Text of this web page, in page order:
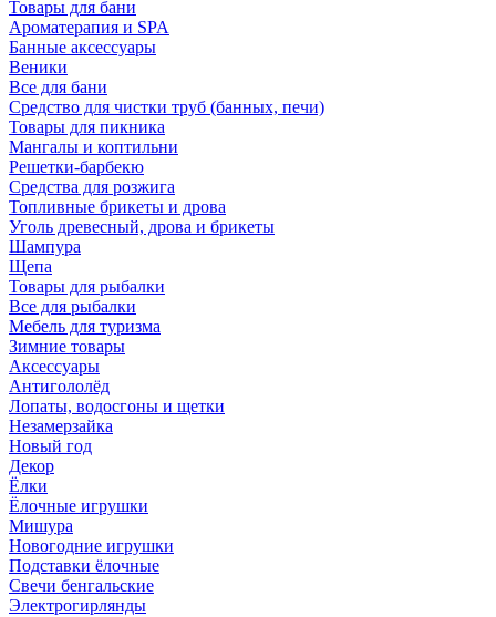
Товары для бани
Ароматерапия и SPA
Банные аксессуары
Веники
Все для бани
Средство для чистки труб (банных, печи)
Товары для пикника
Мангалы и коптильни
Решетки-барбекю
Средства для розжига
Топливные брикеты и дрова
Уголь древесный, дрова и брикеты
Шампура
Щепа
Товары для рыбалки
Все для рыбалки
Мебель для туризма
Зимние товары
Аксессуары
Антигололёд
Лопаты, водосгоны и щетки
Незамерзайка
Новый год
Декор
Ёлки
Ёлочные игрушки
Мишура
Новогодние игрушки
Подставки ёлочные
Свечи бенгальские
Электрогирлянды